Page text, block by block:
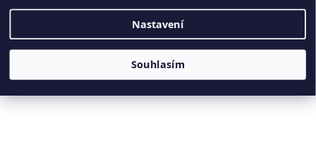
Nastavení
Souhlasím
Vytvořil Shoptet
Copyright 2026Ryneš Design. Všechna práva vyhrazena.